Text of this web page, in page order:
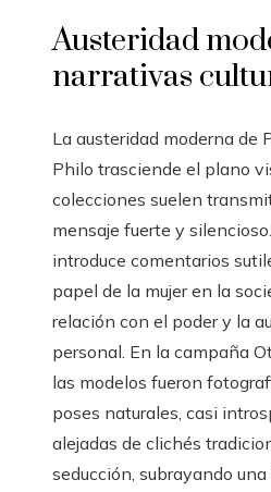
Austeridad
narrativas
La austeridad moderna de
Philo trasciende el plano
colecciones suelen
mensaje fuerte y
introduce comentarios
papel de la mujer en la
relación con el poder y la
personal. En la campaña
las modelos fueron
poses naturales, casi
alejadas de clichés
seducción, subrayando